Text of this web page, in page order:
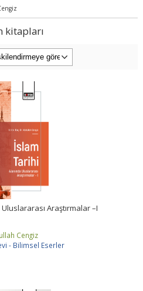
kitapları
Araştırmalar –I
Cengiz
- Bilimsel Eserler